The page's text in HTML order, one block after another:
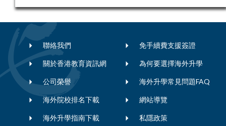
聯絡我們
關於香港教育資訊網
公司榮譽
海外院校排名下載
海外升學指南下載
免手續費支援簽證
為何要選擇海外升學
海外升學常見問題FAQ
網站導覽
私隱政策